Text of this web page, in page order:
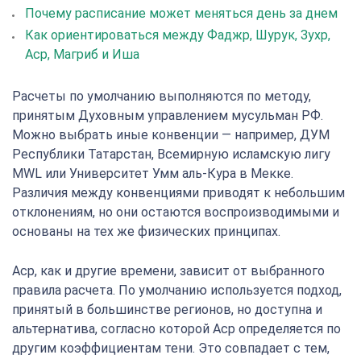
Почему расписание может меняться день за днем
Как ориентироваться между Фаджр, Шурук, Зухр,
Аср, Магриб и Иша
Расчеты по умолчанию выполняются по методу,
принятым Духовным управлением мусульман РФ.
Можно выбрать иные конвенции — например, ДУМ
Республики Татарстан, Всемирную исламскую лигу
MWL или Университет Умм аль-Кура в Мекке.
Различия между конвенциями приводят к небольшим
отклонениям, но они остаются воспроизводимыми и
основаны на тех же физических принципах.
Аср, как и другие времени, зависит от выбранного
правила расчета. По умолчанию используется подход,
принятый в большинстве регионов, но доступна и
альтернатива, согласно которой Аср определяется по
другим коэффициентам тени. Это совпадает с тем,